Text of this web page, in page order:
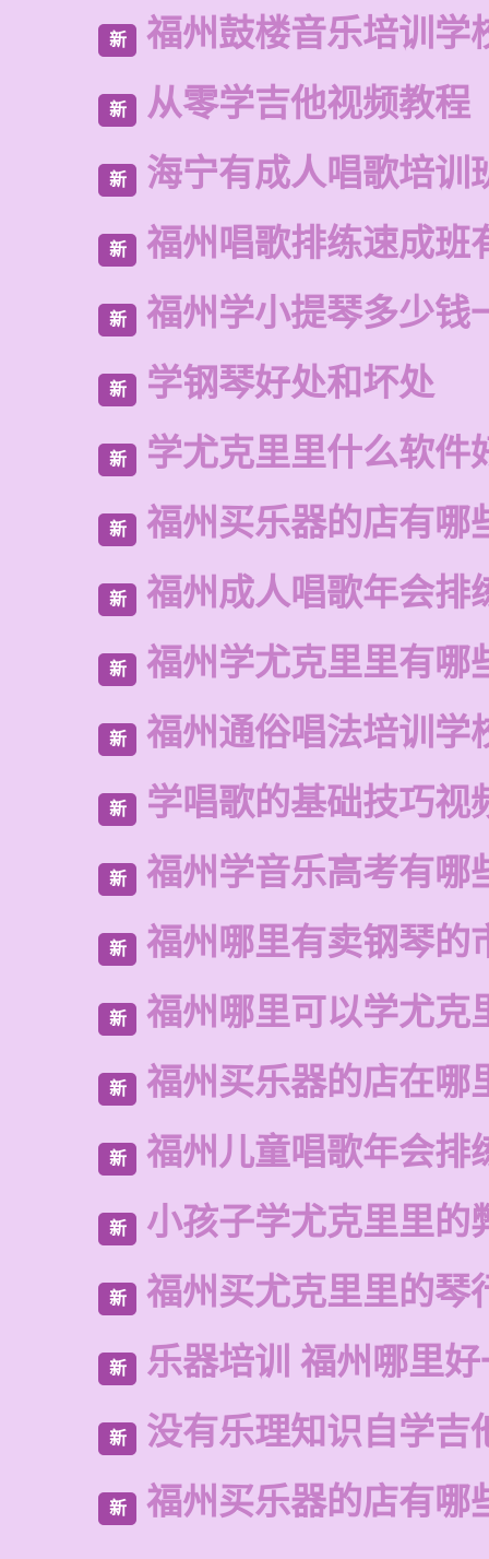
新 福州鼓楼音乐培训学
新 从零学吉他视频教程
新 海宁有成人唱歌培训
新 福州唱歌排练速成班
新 福州学小提琴多少钱
新 学钢琴好处和坏处
新 学尤克里里什么软件
新 福州买乐器的店有哪
新 福州成人唱歌年会排
新 福州学尤克里里有哪
新 福州通俗唱法培训学
新 学唱歌的基础技巧视
新 福州学音乐高考有哪
新 福州哪里有卖钢琴的
新 福州哪里可以学尤克
新 福州买乐器的店在哪
新 福州儿童唱歌年会排
新 小孩子学尤克里里的
新 福州买尤克里里的琴
新 乐器培训 福州哪里
新 没有乐理知识自学吉
新 福州买乐器的店有哪